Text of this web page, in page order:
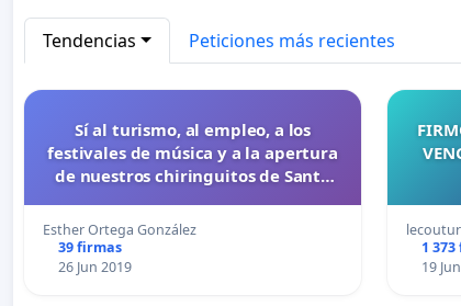
Tendencias Peticiones más recientes
Sí al turismo, al empleo, a los
festivales de música y a la apertura
de nuestros chiringuitos de Santa
Esther Ortega González
39 firmas
26 Jun 2019
1
19